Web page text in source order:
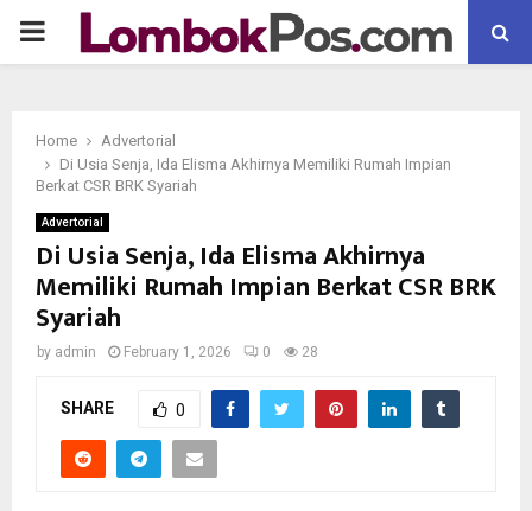
P
M
A
Home
Advertorial
Di Usia Senja, Ida Elisma Akhirnya Memiliki Rumah Impian
Berkat CSR BRK Syariah
Advertorial
Di Usia Senja, Ida Elisma Akhirnya
Memiliki Rumah Impian Berkat CSR BRK
Syariah
by admin February 1, 2026 0 28
SHARE 0